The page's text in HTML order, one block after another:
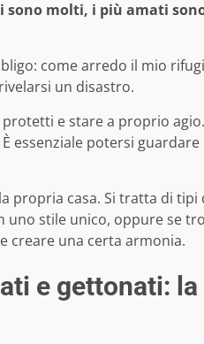
sono molti, i più amati
come arredo il mio
un disastro.
e stare a proprio
essenziale potersi
propria casa. Si tratta di tipi
uno stile unico, oppure se
creare una certa armonia.
e gettonati: la